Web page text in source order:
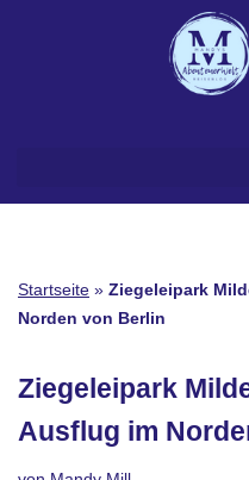
Startseite » Ziegeleipark
Norden von Berlin
Ziegeleipark
Ausflug im